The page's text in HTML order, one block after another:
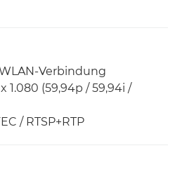
Verbindung
1.080 (59,94p / 59,94i /
/ RTSP+RTP